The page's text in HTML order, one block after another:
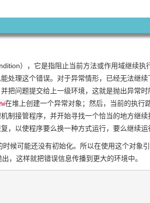
），它是指阻止当前方法或作用域继续执
处理这个错误。对于异常情形，已经无法继
把问题提交给上一级环境，这就是抛出异常
在堆上创建一个异常对象；然后，当前的执行
制接管程序，并开始寻找一个恰当的地方继
，以使程序要么换一种方式运行，要么继续运
候可能还没有初始化。所以在使用这个对象
，这样就把错误信息传播到更大的环境中。